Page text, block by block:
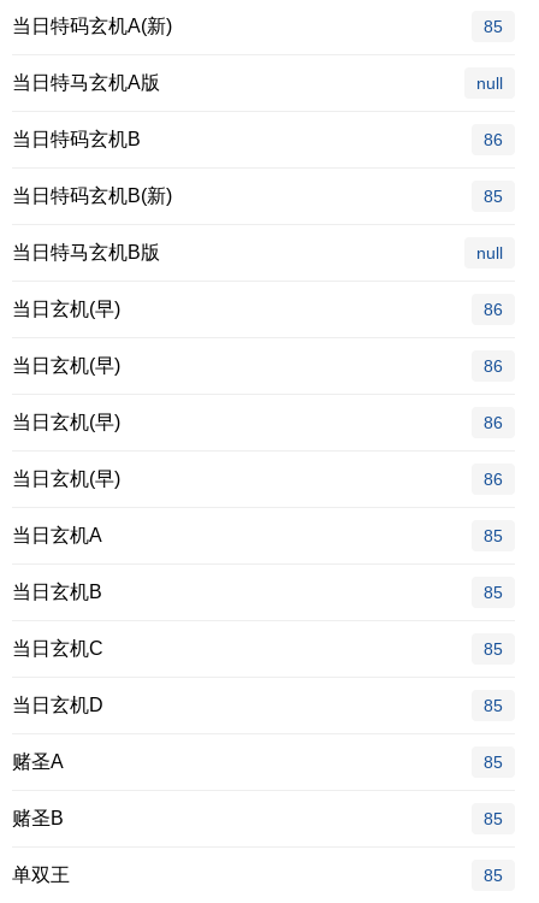
当日特码玄机A(新) 85
当日特马玄机A版 null
当日特码玄机B 86
当日特码玄机B(新) 85
当日特马玄机B版 null
当日玄机(早) 86
当日玄机(早) 86
当日玄机(早) 86
当日玄机(早) 86
当日玄机A 85
当日玄机B 85
当日玄机C 85
当日玄机D 85
赌圣A 85
赌圣B 85
单双王 85